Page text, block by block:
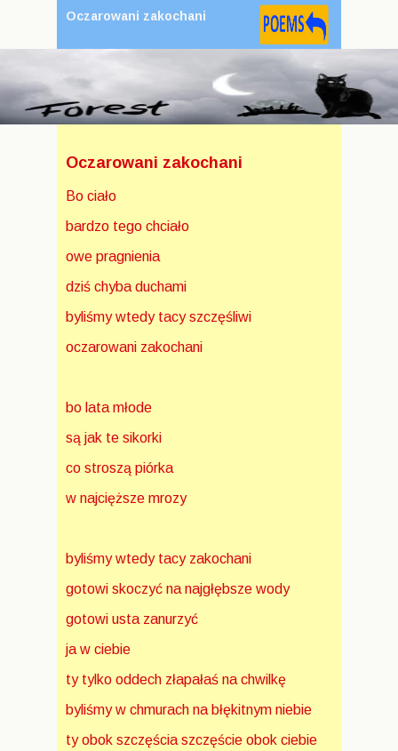
Oczarowani zakochani
Oczarowani zakochani
Bo ciało
bardzo tego chciało
owe pragnienia
dziś chyba duchami
byliśmy wtedy tacy szczęśliwi
oczarowani zakochani
bo lata młode
są jak te sikorki
co stroszą piórka
w najcięższe mrozy
byliśmy wtedy tacy zakochani
gotowi skoczyć na najgłębsze wody
gotowi usta zanurzyć
ja w ciebie
ty tylko oddech złapałaś na chwilkę
byliśmy w chmurach na błękitnym niebie
ty obok szczęścia szczęście obok ciebie